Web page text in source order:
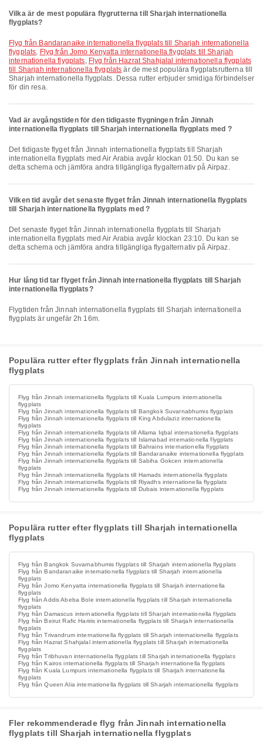
Vilka är de mest populära flygrutterna till Sharjah internationella
flygplats?
Flyg från Bandaranaike internationella flygplats till Sharjah internationella
flygplats, Flyg från Jomo Kenyatta internationella flygplats till Sharjah
internationella flygplats, Flyg från Hazrat Shahjalal internationella flygplats
till Sharjah internationella flygplats är de mest populära flygplatsrutterna till
Sharjah internationella flygplats. Dessa rutter erbjuder smidiga förbindelser
för din resa.
Vad är avgångstiden för den tidigaste flygningen från Jinnah
internationella flygplats till Sharjah internationella flygplats med ?
Det tidigaste flyget från Jinnah internationella flygplats till Sharjah
internationella flygplats med Air Arabia avgår klockan 01:50. Du kan se
detta schema och jämföra andra tillgängliga flygalternativ på Airpaz.
Vilken tid avgår det senaste flyget från Jinnah internationella flygplats
till Sharjah internationella flygplats med ?
Det senaste flyget från Jinnah internationella flygplats till Sharjah
internationella flygplats med Air Arabia avgår klockan 23:10. Du kan se
detta schema och jämföra andra tillgängliga flygalternativ på Airpaz.
Hur lång tid tar flyget från Jinnah internationella flygplats till Sharjah
internationella flygplats?
Flygtiden från Jinnah internationella flygplats till Sharjah internationella
flygplats är ungefär 2h 16m.
Populära rutter efter flygplats från Jinnah internationella
flygplats
Flyg från Jinnah internationella flygplats till Kuala Lumpurs internationella
flygplats
Flyg från Jinnah internationella flygplats till Bangkok Suvarnabhumis flygplats
Flyg från Jinnah internationella flygplats till King Abdulaziz internationella
flygplats
Flyg från Jinnah internationella flygplats till Allama Iqbal internationella flygplats
Flyg från Jinnah internationella flygplats till Islamabad internationella flygplats
Flyg från Jinnah internationella flygplats till Bahrains internationella flygplats
Flyg från Jinnah internationella flygplats till Bandaranaike internationella flygplats
Flyg från Jinnah internationella flygplats till Sabiha Gokcen internationella
flygplats
Flyg från Jinnah internationella flygplats till Hamads internationella flygplats
Flyg från Jinnah internationella flygplats till Riyadhs internationella flygplats
Flyg från Jinnah internationella flygplats till Dubais internationella flygplats
Populära rutter efter flygplats till Sharjah internationella
flygplats
Flyg från Bangkok Suvarnabhumis flygplats till Sharjah internationella flygplats
Flyg från Bandaranaike internationella flygplats till Sharjah internationella
flygplats
Flyg från Jomo Kenyatta internationella flygplats till Sharjah internationella
flygplats
Flyg från Addis Abeba Bole internationella flygplats till Sharjah internationella
flygplats
Flyg från Damascus internationella flygplats till Sharjah internationella flygplats
Flyg från Beirut Rafic Hariris internationella flygplats till Sharjah internationella
flygplats
Flyg från Trivandrum internationella flygplats till Sharjah internationella flygplats
Flyg från Hazrat Shahjalal internationella flygplats till Sharjah internationella
flygplats
Flyg från Tribhuvan internationella flygplats till Sharjah internationella flygplats
Flyg från Kairos internationella flygplats till Sharjah internationella flygplats
Flyg från Kuala Lumpurs internationella flygplats till Sharjah internationella
flygplats
Flyg från Queen Alia internationella flygplats till Sharjah internationella flygplats
Fler rekommenderade flyg från Jinnah internationella
flygplats till Sharjah internationella flygplats